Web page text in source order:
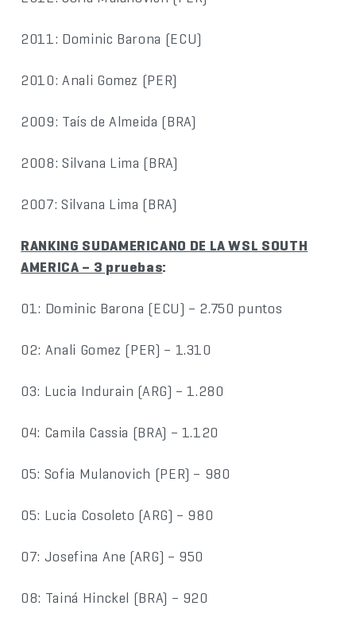
2011: Dominic Barona (ECU)
2010: Anali Gomez (PER)
2009: Taís de Almeida (BRA)
2008: Silvana Lima (BRA)
2007: Silvana Lima (BRA)
RANKING SUDAMERICANO DE LA WSL SOUTH
AMERICA – 3 pruebas:
01: Dominic Barona (ECU) – 2.750 puntos
02: Anali Gomez (PER) – 1.310
03: Lucia Indurain (ARG) – 1.280
04: Camila Cassia (BRA) – 1.120
05: Sofia Mulanovich (PER) – 980
05: Lucia Cosoleto (ARG) – 980
07: Josefina Ane (ARG) – 950
08: Tainá Hinckel (BRA) – 920